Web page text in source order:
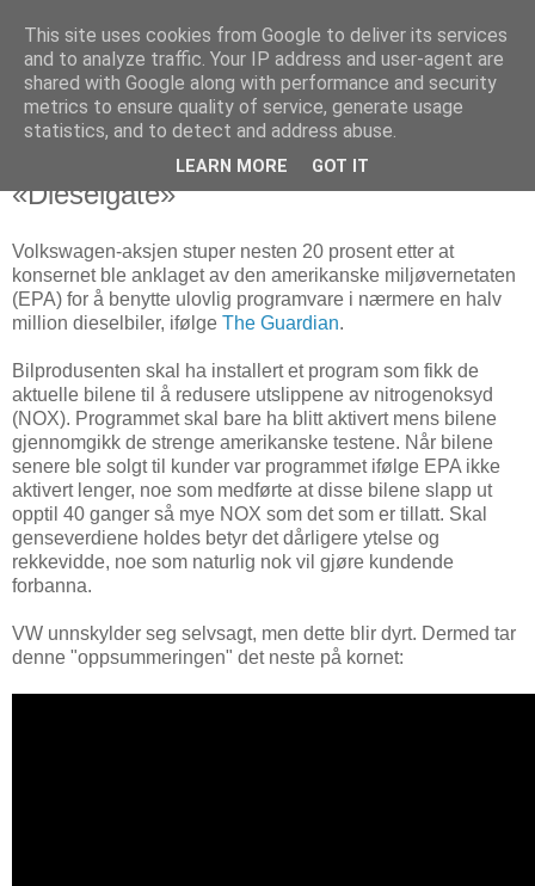
Arkitektur & Miljøteknologi
21 september 2015
Volkswagen «beklager dypt» etter
«Dieselgate»
Volkswagen-aksjen stuper nesten 20 prosent etter at
konsernet ble anklaget av den amerikanske miljøvernetaten
(EPA) for å benytte ulovlig programvare i nærmere en halv
million dieselbiler, ifølge The Guardian.
Bilprodusenten skal ha installert et program som fikk de
aktuelle bilene til å redusere utslippene av nitrogenoksyd
(NOX). Programmet skal bare ha blitt aktivert mens bilene
gjennomgikk de strenge amerikanske testene. Når bilene
senere ble solgt til kunder var programmet ifølge EPA ikke
aktivert lenger, noe som medførte at disse bilene slapp ut
opptil 40 ganger så mye NOX som det som er tillatt. Skal
genseverdiene holdes betyr det dårligere ytelse og
rekkevidde, noe som naturlig nok vil gjøre kundende
forbanna.
VW unnskylder seg selvsagt, men dette blir dyrt. Dermed tar
denne "oppsummeringen" det neste på kornet:
This site uses cookies from Google to deliver its services
and to analyze traffic. Your IP address and user-agent are
shared with Google along with performance and security
metrics to ensure quality of service, generate usage
statistics, and to detect and address abuse.
LEARN MORE GOT IT